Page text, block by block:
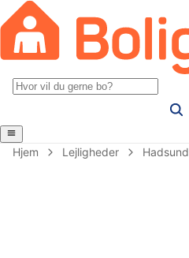
Hjem Lejligheder Hadsund